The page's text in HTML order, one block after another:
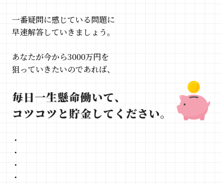
一番疑問に感じている問題に
早速解答していきましょう。
あなたが今から3000万円を
狙っていきたいのであれば、
・
・
・
・